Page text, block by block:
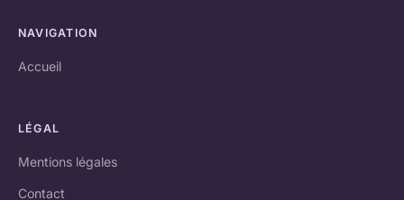
NAVIGATION
Accueil
LÉGAL
Mentions légales
Contact